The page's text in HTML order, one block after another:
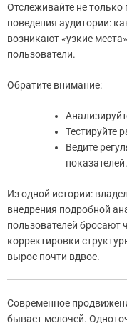
Отслеживайте не только
поведения аудитории:
возникают «узкие
пользователи.
Обратите внимание:
Тестируйте
Ведите
показателей.
Из одной истории:
внедрения подробной
пользователей бросают
корректировки
вырос почти вдвое.
Современное
бывает мелочей.